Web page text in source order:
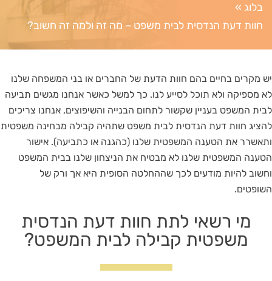
בלוג »
חוות דעת הנדסית לבית משפט – מה זה ולמה זה חשוב?
יש מקרים בחיים בהם חוות הדעת של החברים או בני המשפחה שלנו
לא מספיקה ולא תוכל לסייע לנו. כך למשל כאשר אנחנו מגשים תביעה
לבית המשפט בעניין שקשור לתחום הבנייה והשיפוצים, אנחנו צריכים
להציג חוות דעת הנדסית לבית משפט שתהיה קבילה מבחינה משפטית
ותאשרר את הטענה המשפטית שלנו (כהגנה או כתביעה). אישור
הטענה המשפטית שלנו לא מבטיח את הניצחון שלנו בבית המשפט
וחשוב להיות מודעים לכך שההחלטה הסופית היא אך ורק של
השופטים.
מי רשאי לתת חוות דעת הנדסית
משפטית קבילה לבית המשפט?